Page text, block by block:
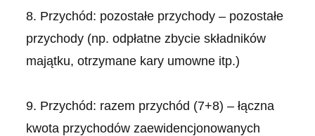
8. Przychód: pozostałe przychody – pozostałe
przychody (np. odpłatne zbycie składników
majątku, otrzymane kary umowne itp.)
9. Przychód: razem przychód (7+8) – łączna
kwota przychodów zaewidencjonowanych